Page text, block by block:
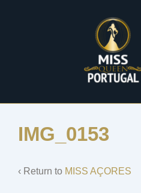
IMG_0153
‹ Return to MISS AÇORES